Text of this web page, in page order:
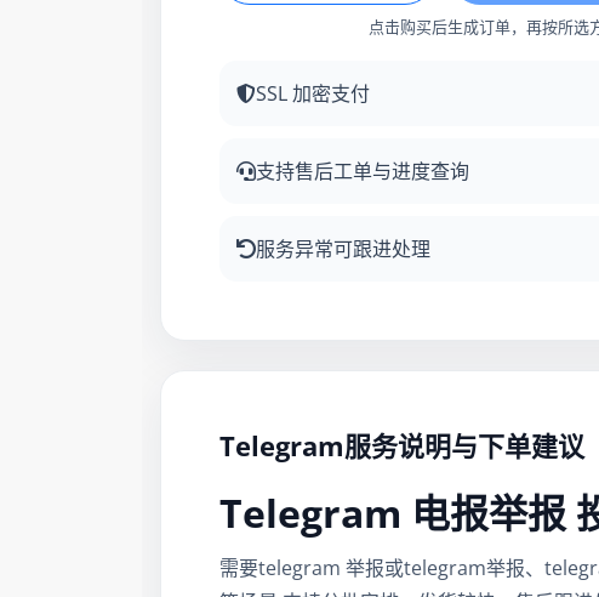
点击购买后生成订单，再按所选
SSL 加密支付
支持售后工单与进度查询
服务异常可跟进处理
Telegram服务说明与下单建议
Telegram 电报举报
需要telegram 举报或telegram举报、